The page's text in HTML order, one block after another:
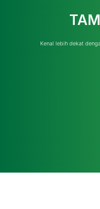
Kenal lebih dekat